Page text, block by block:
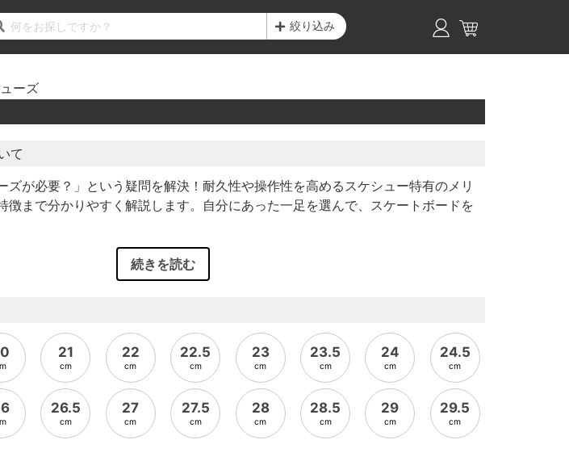
絞り込み
ーズ
て
ズが必要？」という疑問を解決！耐久性や操作性を高めるスケシュー特有のメリ
徴まで分かりやすく解説します。自分にあった一足を選んで、スケートボードを
続きを読む
21
cm
22
cm
22.5
cm
23
cm
23.5
cm
24
cm
24.5
cm
26.5
cm
27
cm
27.5
cm
28
cm
28.5
cm
29
cm
29.5
cm